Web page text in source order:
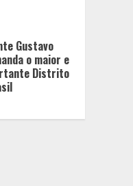
Horizonte
novo
Delicatto